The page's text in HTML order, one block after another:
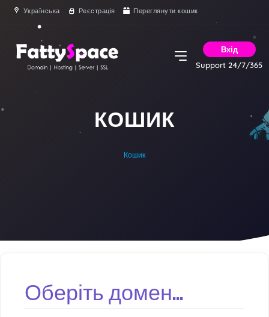
Українська Реєстрація Переглянути кошик
Вхід
Support 24/7/365
КОШИК
Кошик
Оберіть домен...